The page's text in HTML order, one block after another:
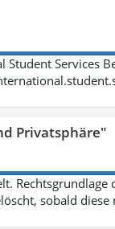
Services
Privatsphäre"
Rechtsgrundlage
sobald